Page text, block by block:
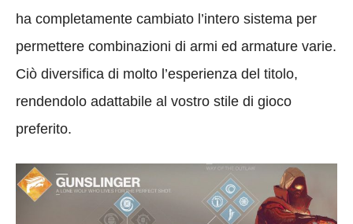
ha completamente cambiato l’intero sistema per
permettere combinazioni di armi ed armature varie.
Ciò diversifica di molto l’esperienza del titolo,
rendendolo adattabile al vostro stile di gioco
preferito.